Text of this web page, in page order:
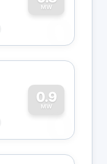
MW
0
0.9
MW
0